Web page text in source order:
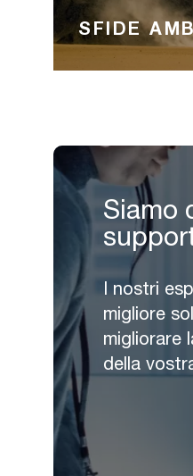
SFIDE
Siamo
I nostri
migliore
migliorare
della